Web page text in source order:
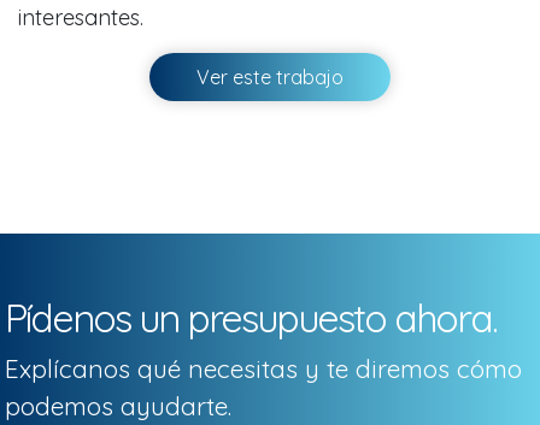
interesantes.
Ver este trabajo
Pídenos un presupuesto ahora.
Explícanos qué necesitas y te diremos cómo
podemos ayudarte.